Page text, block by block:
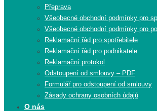
Přeprava
Všeobecné obchodní podmínky pro
Všeobecné obchodní podmínky pro
Reklamační řád pro spotřebitele
Reklamační řád pro podnikatele
Reklamační protokol
Odstoupení od smlouvy – PDF
Formulář pro odstoupení od smlouvy
Zásady ochrany osobních údajů
O nás